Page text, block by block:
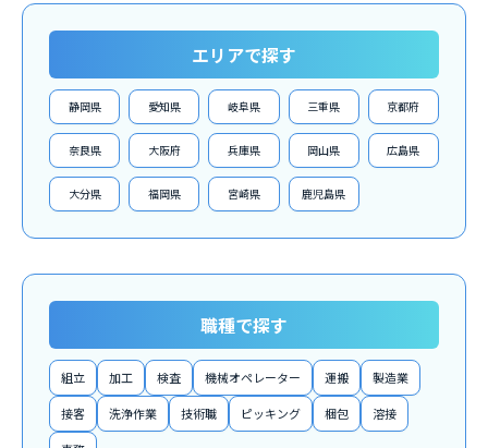
エリアで探す
静岡県 愛知県 岐阜県 三重県 京都府
奈良県 大阪府 兵庫県 岡山県 広島県
大分県 福岡県 宮崎県 鹿児島県
職種で探す
組立 加工 検査 機械オペレーター 運搬 製造業
接客 洗浄作業 技術職 ピッキング 梱包 溶接